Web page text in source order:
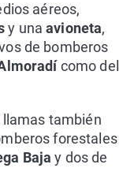
aéreos,
y unaavioneta,
de bomberos
como del
llamas también
forestales
Baja y dos de